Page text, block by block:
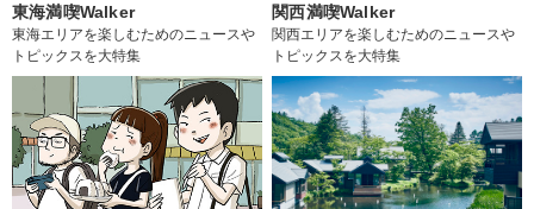
東海満喫Walker
東海エリアを楽しむためのニュースや
トピックスを大特集
関西満喫Walker
関西エリアを楽しむためのニュースや
トピックスを大特集